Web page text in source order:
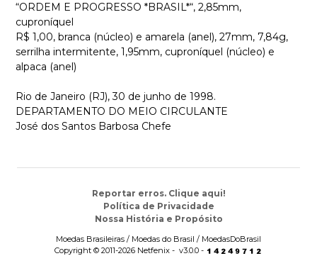
“ORDEM E PROGRESSO *BRASIL*“, 2,85mm,
cuproníquel
R$ 1,00, branca (núcleo) e amarela (anel), 27mm, 7,84g,
serrilha intermitente, 1,95mm, cuproníquel (núcleo) e
alpaca (anel)
Rio de Janeiro (RJ), 30 de junho de 1998.
DEPARTAMENTO DO MEIO CIRCULANTE
José dos Santos Barbosa Chefe
Reportar erros. Clique aqui!
Política de Privacidade
Nossa História e Propósito
Moedas Brasileiras / Moedas do Brasil / MoedasDoBrasil
Copyright © 2011-2026 Netfenix - v3.0.0 -